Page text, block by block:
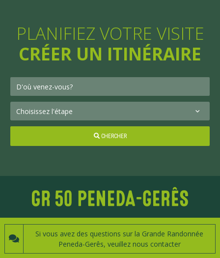
PLANIFIEZ VOTRE VISITE
CRÉER UN ITINÉRAIRE
CHERCHER
Si vous avez des questions sur la Grande Randonnée
Peneda-Gerês, veuillez nous contacter